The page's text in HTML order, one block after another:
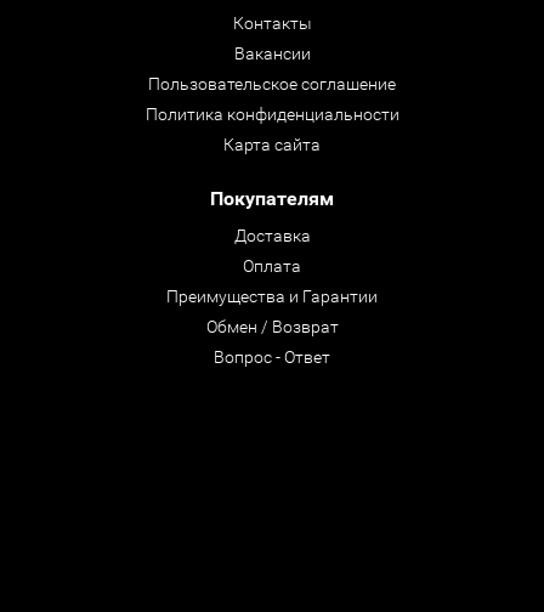
Контакты
Вакансии
Пользовательское соглашение
Политика конфиденциальности
Карта сайта
Покупателям
Доставка
Оплата
Преимущества и Гарантии
Обмен / Возврат
Вопрос - Ответ